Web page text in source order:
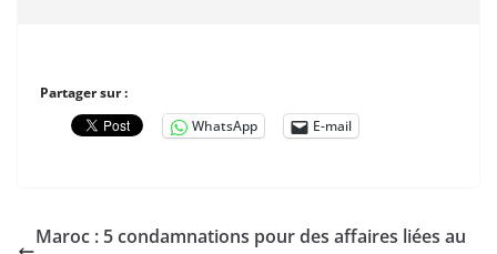
Partager sur :
WhatsApp
E-mail
Maroc : 5 condamnations pour des affaires liées au